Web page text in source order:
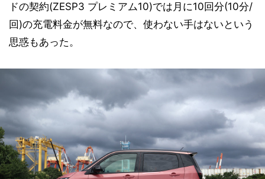
ドの契約(ZESP3 プレミアム10)では月に10回分(10分/
回)の充電料金が無料なので、使わない手はないという
思惑もあった。